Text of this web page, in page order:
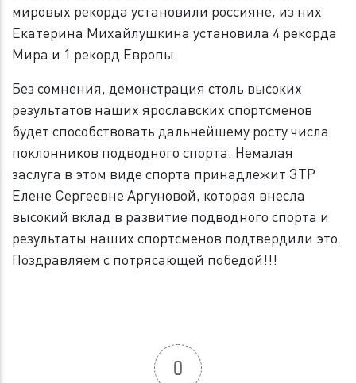
мировых рекорда установили россияне, из них
Екатерина Михайлушкина установила 4 рекорда
Мира и 1 рекорд Европы.
Без сомнения, демонстрация столь высоких
результатов наших ярославских спортсменов
будет способствовать дальнейшему росту числа
поклонников подводного спорта. Немалая
заслуга в этом виде спорта принадлежит ЗТР
Елене Сергеевне Аргуновой, которая внесла
высокий вклад в развитие подводного спорта и
результаты наших спортсменов подтвердили это.
Поздравляем с потрясающей победой!!!
0